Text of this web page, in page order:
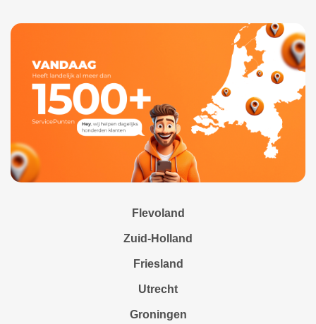
Flevoland
Zuid-Holland
Friesland
Utrecht
Groningen